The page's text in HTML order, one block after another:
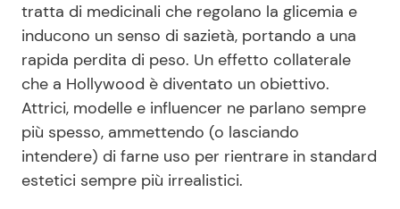
tratta di medicinali che regolano la glicemia e
inducono un senso di sazietà, portando a una
rapida perdita di peso. Un effetto collaterale
che a Hollywood è diventato un obiettivo.
Attrici, modelle e influencer ne parlano sempre
più spesso, ammettendo (o lasciando
intendere) di farne uso per rientrare in standard
estetici sempre più irrealistici.